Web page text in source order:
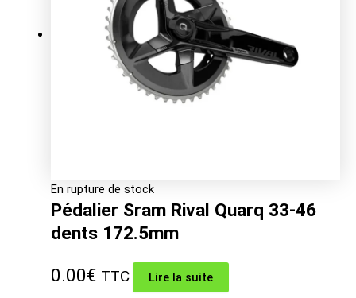
En rupture de stock
Pédalier Sram Rival Quarq 33-46
dents 172.5mm
0.00€ TTC Lire la suite